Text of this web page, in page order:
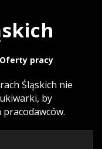
Oferty pracy
Śląskich nie
by